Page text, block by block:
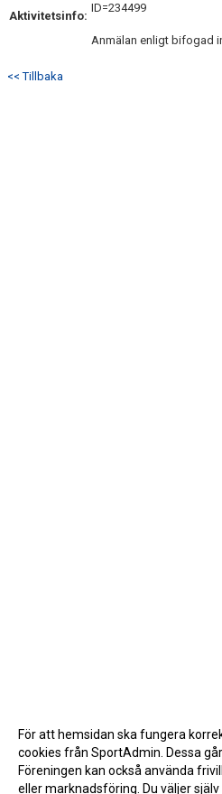
Aktivitetsinfo:
ID=234499
Anmälan enligt bifogad
<< Tillbaka
För att hemsidan ska fungera
cookies från SportAdmin. Dessa
Föreningen kan också använda
eller marknadsföring. Du väljer